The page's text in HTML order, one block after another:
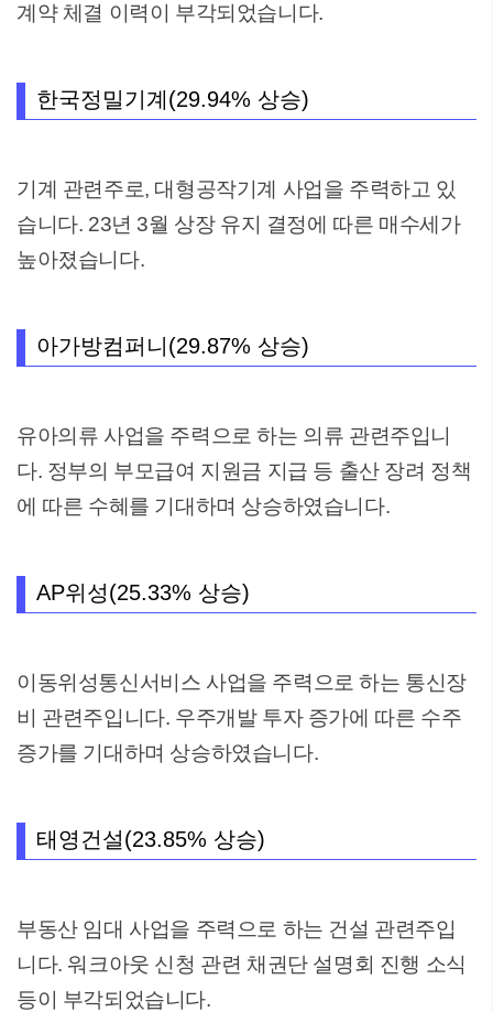
계약 체결 이력이 부각되었습니다.
한국정밀기계(29.94% 상승)
기계 관련주로, 대형공작기계 사업을 주력하고 있
습니다. 23년 3월 상장 유지 결정에 따른 매수세가
높아졌습니다.
아가방컴퍼니(29.87% 상승)
유아의류 사업을 주력으로 하는 의류 관련주입니
다. 정부의 부모급여 지원금 지급 등 출산 장려 정책
에 따른 수혜를 기대하며 상승하였습니다.
AP위성(25.33% 상승)
이동위성통신서비스 사업을 주력으로 하는 통신장
비 관련주입니다. 우주개발 투자 증가에 따른 수주
증가를 기대하며 상승하였습니다.
태영건설(23.85% 상승)
부동산 임대 사업을 주력으로 하는 건설 관련주입
니다. 워크아웃 신청 관련 채권단 설명회 진행 소식
등이 부각되었습니다.